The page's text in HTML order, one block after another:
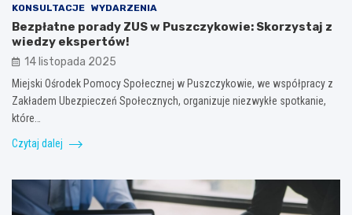
KONSULTACJE WYDARZENIA
Bezpłatne porady ZUS w Puszczykowie: Skorzystaj z
wiedzy ekspertów!
14 listopada 2025
Miejski Ośrodek Pomocy Społecznej w Puszczykowie, we współpracy z
Zakładem Ubezpieczeń Społecznych, organizuje niezwykłe spotkanie,
które…
Czytaj dalej